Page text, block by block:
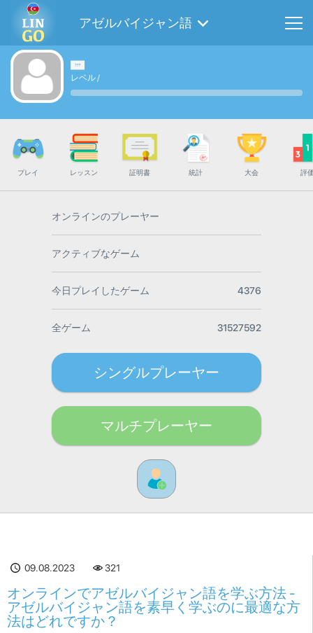
アゼルバイジャン語
レベル/
プレイ レッスン 証明書 統計 大会 評
オンラインのプレーヤー
アクティブなゲーム
今日プレイしたゲーム 4376
全ゲーム 31527592
シングルプレーヤー
マルチプレーヤー
09.08.2023 321
オンラインでアゼルバイジャン語を学ぶ方法 -
アゼルバイジャン語を素早く学ぶのに最適な方
法はどれですか？